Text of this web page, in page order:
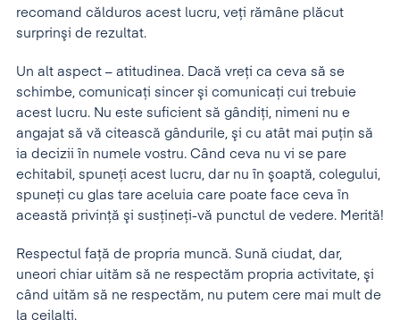
recomand călduros acest lucru, veţi rămâne plăcut
surprinşi de rezultat.
Un alt aspect – atitudinea. Dacă vreţi ca ceva să se
schimbe, comunicaţi sincer şi comunicaţi cui trebuie
acest lucru. Nu este suficient să gândiţi, nimeni nu e
angajat să vă citească gândurile, şi cu atât mai puţin să
ia decizii în numele vostru. Când ceva nu vi se pare
echitabil, spuneţi acest lucru, dar nu în şoaptă, colegului,
spuneţi cu glas tare aceluia care poate face ceva în
această privinţă şi susţineţi-vă punctul de vedere. Merită!
Respectul faţă de propria muncă. Sună ciudat, dar,
uneori chiar uităm să ne respectăm propria activitate, şi
când uităm să ne respectăm, nu putem cere mai mult de
la ceilalţi.